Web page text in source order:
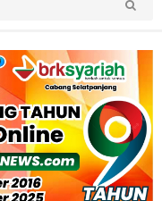
Jelang Ekspedisi
Riau.
Listrik Diberlakukan
kW Diharapkan Jadi